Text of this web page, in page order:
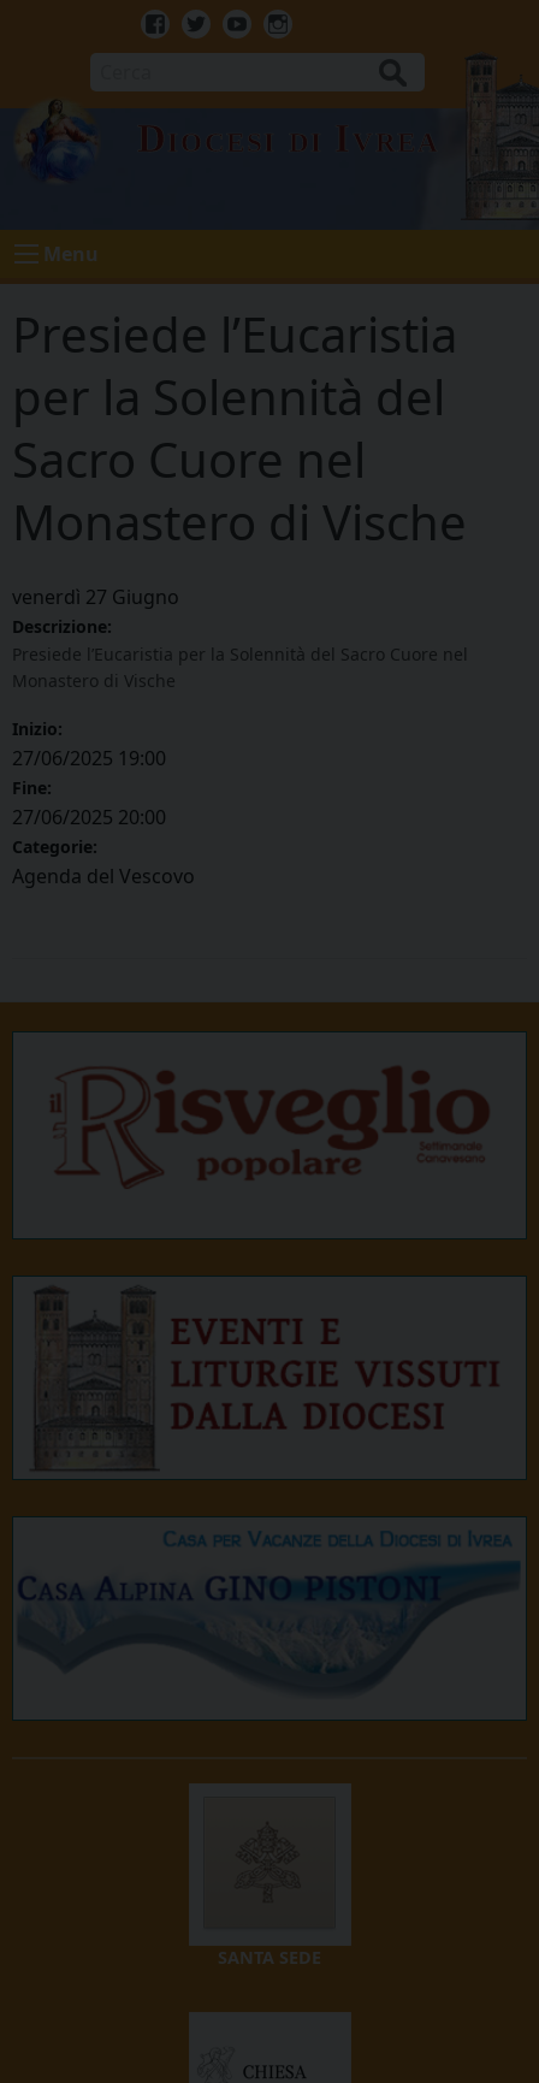
Facebook
TwitterYoutubeInstagram
Diocesi di Ivrea
Menu
Presiede l’Eucaristia
per la Solennità del
Sacro Cuore nel
Monastero di Vische
venerdì 27 Giugno
Descrizione:
Presiede l’Eucaristia per la Solennità del Sacro Cuore nel
Monastero di Vische
Inizio:
27/06/2025 19:00
Fine:
27/06/2025 20:00
Categorie:
Agenda del Vescovo
SANTA SEDE